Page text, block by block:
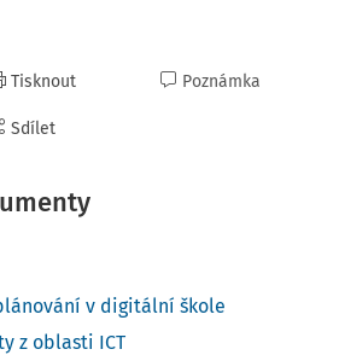
Tisknout
Sdílet
Poznámka
v digitální škole
z oblasti ICT